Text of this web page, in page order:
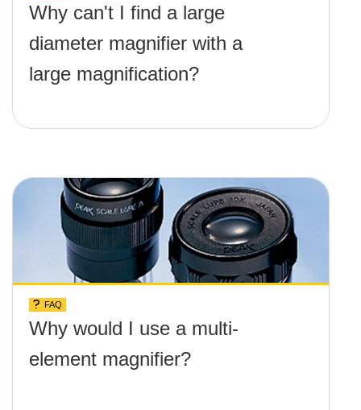
Why can't I find a large
diameter magnifier with a
large magnification?
FAQ
Why would I use a multi-
element magnifier?